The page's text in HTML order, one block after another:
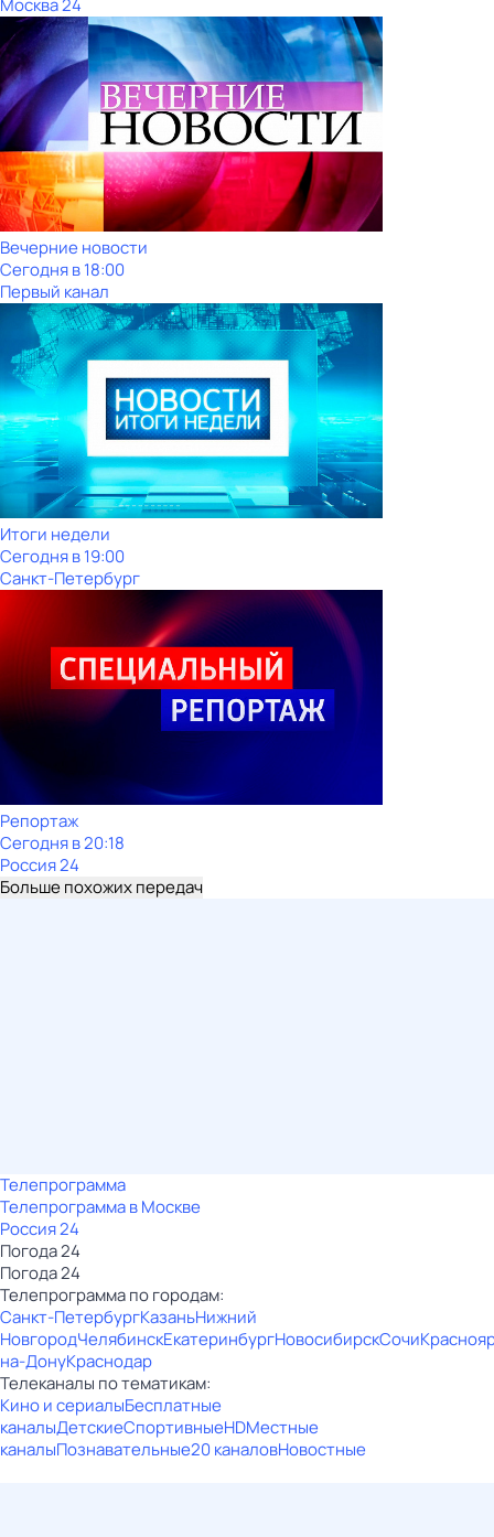
Москва 24
Вечерние новости
Сегодня в 18:00
Первый канал
Итоги недели
Сегодня в 19:00
Санкт-Петербург
Репортаж
Сегодня в 20:18
Россия 24
Больше похожих передач
Телепрограмма
Телепрограмма в Москве
Россия 24
Погода 24
Погода 24
Телепрограмма по городам:
Санкт-ПетербургКазаньНижний
НовгородЧелябинскЕкатеринбургНовосибирскСочи
на-ДонуКраснодар
Телеканалы по тематикам:
Кино и сериалыБесплатные
каналыДетскиеСпортивныеHDМестные
каналыПознавательные20 каналовНовостные